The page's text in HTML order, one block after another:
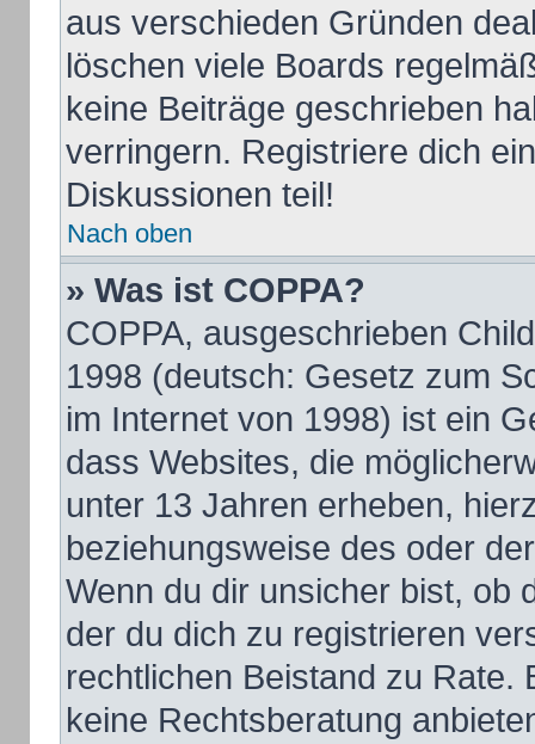
aus verschieden Gründen
löschen viele Boards
keine Beiträge geschrieben
verringern. Registriere dich
Diskussionen teil!
Nach oben
» Was ist COPPA?
COPPA, ausgeschrieben
1998 (deutsch: Gesetz zum
im Internet von 1998) ist ein
dass Websites, die
unter 13 Jahren erheben,
beziehungsweise des oder
Wenn du dir unsicher bist, ob
der du dich zu registrieren
rechtlichen Beistand zu Rate.
keine Rechtsberatung